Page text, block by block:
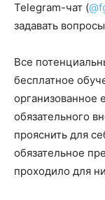
Telegram-чат (
задавать
Все
бесплатное
организованное
обязательного
прояснить для
обязательное
проходило для